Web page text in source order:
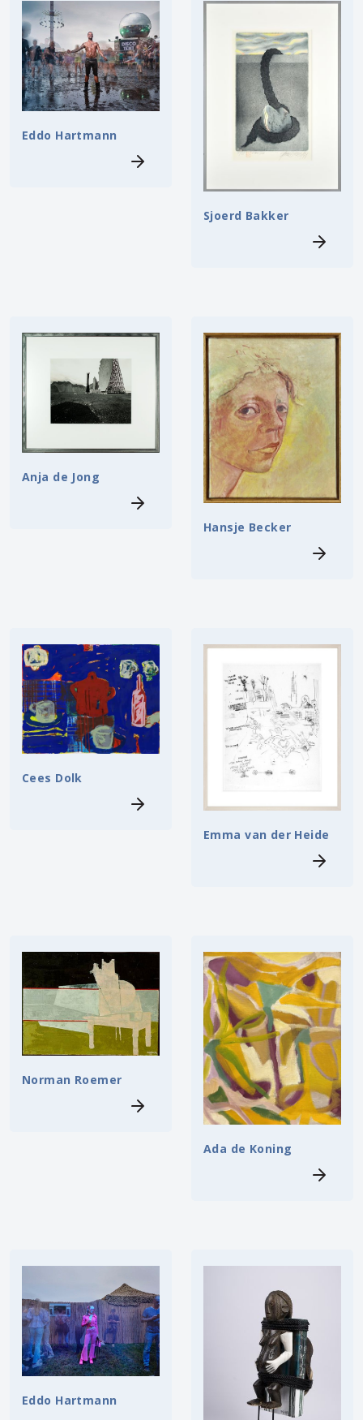
Eddo Hartmann
Sjoerd Bakker
Anja de Jong
Hansje Becker
Cees Dolk
Emma van der Heide
Norman Roemer
Ada de Koning
Eddo Hartmann